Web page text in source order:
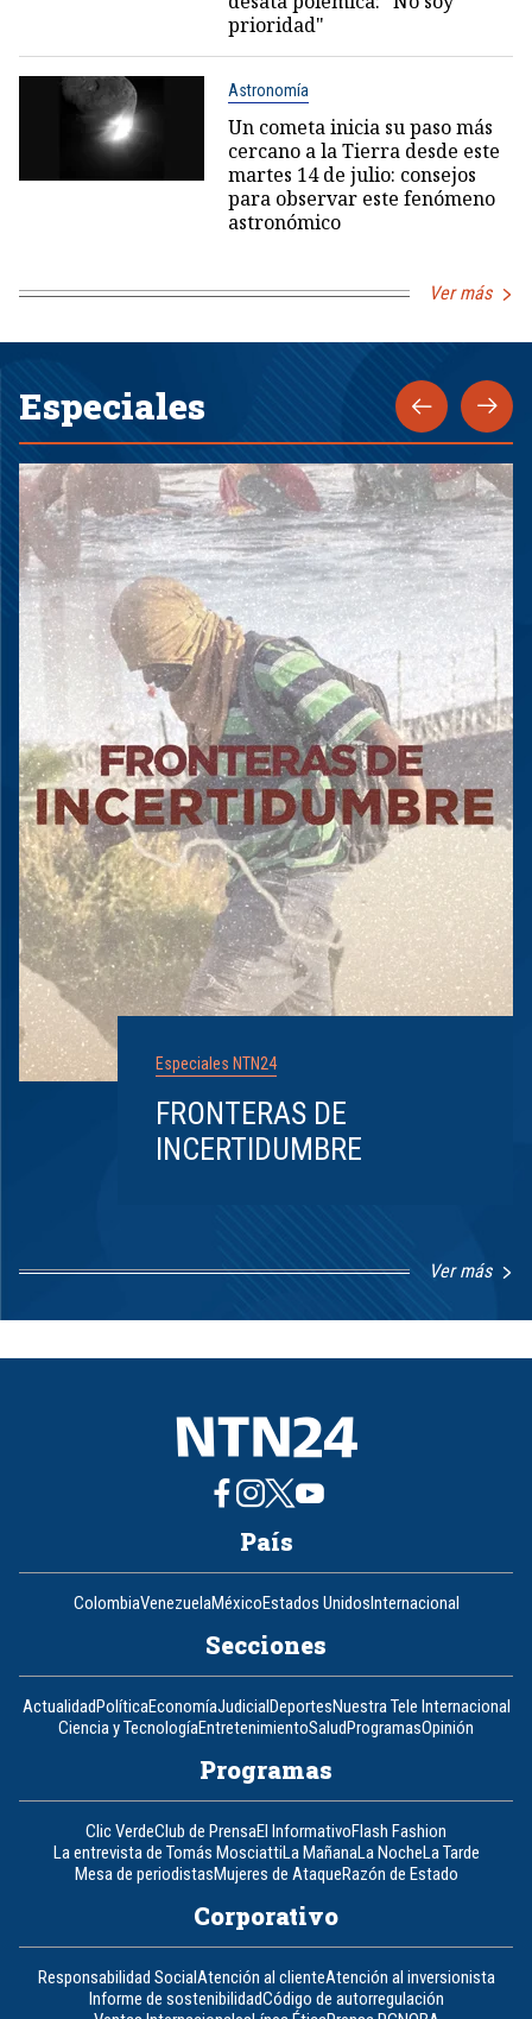
prioridad"
Astronomía
Un cometa inicia su paso más
cercano a la Tierra desde este
martes 14 de julio: consejos
para observar este fenómeno
astronómico
Ver más
Especiales
Especiales NTN24
FRONTERAS DE
INCERTIDUMBRE
Ver más
1
8
País
ColombiaVenezuelaMéxicoEstados UnidosInternacional
Secciones
ActualidadPolíticaEconomíaJudicialDeportesNuestra Tele Internacional
Ciencia y TecnologíaEntretenimientoSaludProgramasOpinión
Programas
Clic VerdeClub de PrensaEl InformativoFlash Fashion
La entrevista de Tomás MosciattiLa MañanaLa NocheLa Tarde
Mesa de periodistasMujeres de AtaqueRazón de Estado
Corporativo
Responsabilidad SocialAtención al clienteAtención al inversionista
Informe de sostenibilidadCódigo de autorregulación